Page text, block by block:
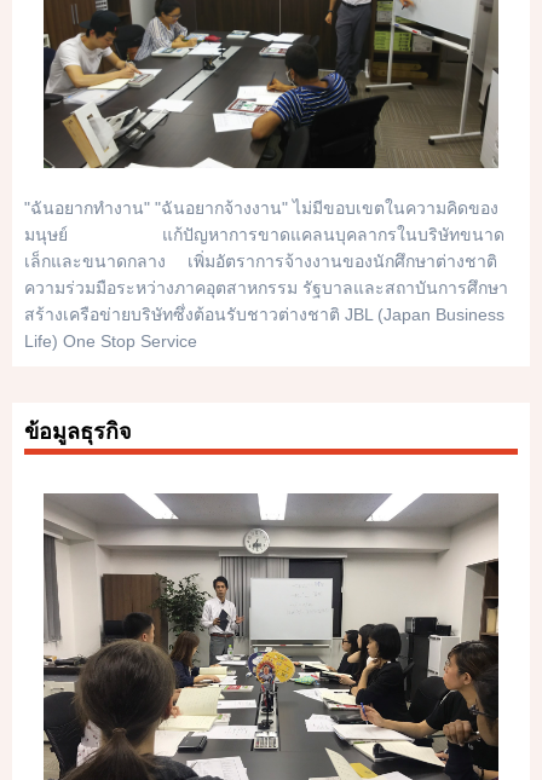
"ฉันอยากทำงาน" "ฉันอยากจ้างงาน" ไม่มีขอบเขตในความคิดของ
มนุษย์ แก้ปัญหาการขาดแคลนบุคลากรในบริษัทขนาด
เล็กและขนาดกลาง เพิ่มอัตราการจ้างงานของนักศึกษาต่างชาติ
ความร่วมมือระหว่างภาคอุตสาหกรรม รัฐบาลและสถาบันการศึกษา
สร้างเครือข่ายบริษัทซึ่งต้อนรับชาวต่างชาติ JBL (Japan Business
Life) One Stop Service
ข้อมูลธุรกิจ